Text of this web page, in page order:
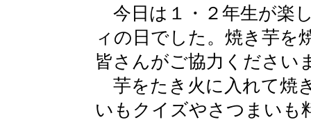
今日は１・２年生が楽
ィの日でした。焼き芋を
皆さんがご協力ください
芋をたき火に入れて焼
いもクイズやさつまいも